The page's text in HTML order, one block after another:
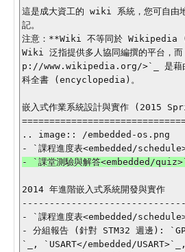
這是成大資工的 wiki 系統，您可自由
記。
注意：**Wiki 不等同於 Wikipedia (
Wiki 泛指提供多人協同編撰的平台
p://www.wikipedia.org/>`_ 是藉
科全書 (encyclopedia)。
嵌入式作業系統設計與實作 (2015
.. image:: /embedded-os.png
2014 年進階嵌入式系統開發與實作
- `課程進度表<embedded/
- 分組報告 (針對 STM32 週邊):
`_, `USART</embedded/